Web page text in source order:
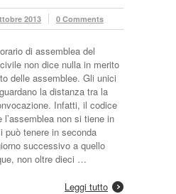
2013 0 Comments
di assemblea del
non dice nulla in merito
delle assemblee. Gli unici
la distanza tra la
Infatti, il codice
non si tiene in
può tenere in seconda
successivo a quello
non oltre dieci …
Leggi tutto